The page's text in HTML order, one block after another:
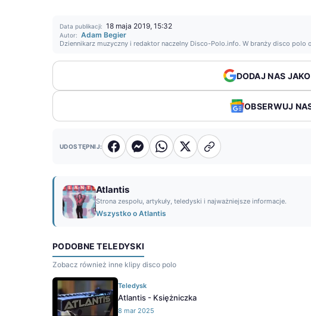
Data publikacji: 18 maja 2019, 15:32
Autor: Adam Begier
Dziennikarz muzyczny i redaktor naczelny Disco-Polo.info. W branży disco polo
DODAJ NAS
OBSERWUJ
UDOSTĘPNIJ:
Atlantis
Strona zespołu, artykuły, teledyski i najważniejsze informacje.
Wszystko o Atlantis
PODOBNE TELEDYSKI
Zobacz również inne klipy disco polo
Teledysk
Atlantis - Księżniczka
8 mar 2025